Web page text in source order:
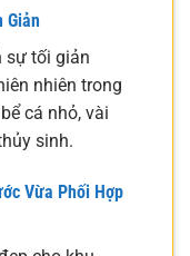
Giản
sự tối giản
nhiên trong
cá nhỏ, vài
sinh.
Vừa Phối Hợp